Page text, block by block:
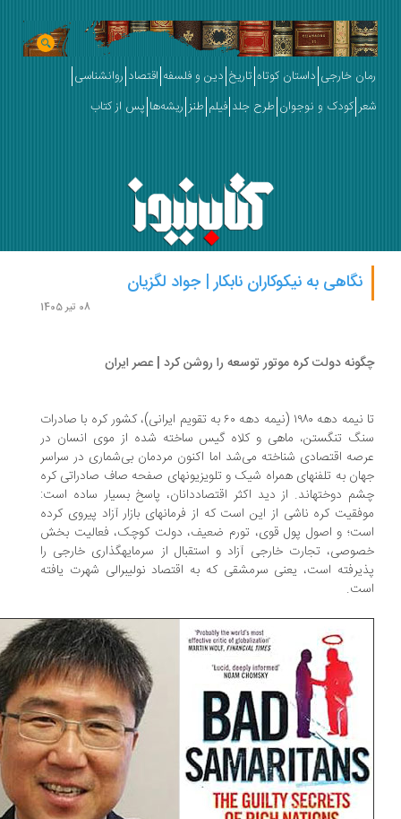
خارجی داستان کوتاه تاریخ دین و فلسفه اقتصاد روانشناسی
کودک و نوجوان طرح جلد فیلم طنز ریشه‌ها پس از کتاب
نگاهی به نیکوکاران نابکار | جواد لگزیان
دولت کره موتور توسعه را روشن کرد | عصر ایران
تا نیمه دهه‏ ۱۹۸۰ (نیمه دهه ‏۶۰ به تقویم ایرانی)، کشور کره با صادرات
تنگستن، ماهی و کلاه‌ گیس ساخته شده از موی انسان در
اقتصادی شناخته می‌شد اما اکنون مردمان بی‌شماری در سراسر
به تلفن‏های همراه شیک ‏و تلویزیون‏های صفحه صاف صادراتی‏ کره
دوخته‏اند. از دید اکثر اقتصاددانان، پاسخ بسیار ساده است:
کره ناشی از این‏ است که از فرمان‏های بازار آزاد پیروی کرده
و اصول پول قوی، تورم‏ ضعیف، دولت کوچک، فعالیت بخش
تجارت خارجی آزاد و استقبال از سرمایه‏گذاری خارجی را
است، یعنی سرمشقی که به اقتصاد نولیبرالی شهرت یافته